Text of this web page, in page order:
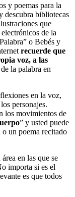
y poemas para la
descubra bibliotecas
que
de la
o Bebés y
recuerde que
voz, a las
la palabra en
en la voz,
personajes.
los movimientos de
” y usted puede
o un poema recitado
en las que se
importa si es el
es que todos